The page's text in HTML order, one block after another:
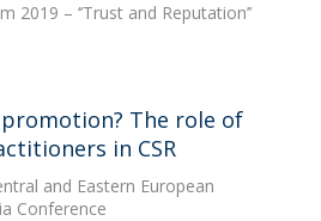
2019 – ‘’Trust and Reputation’’
The role of
in CSR
and Eastern European
Conference